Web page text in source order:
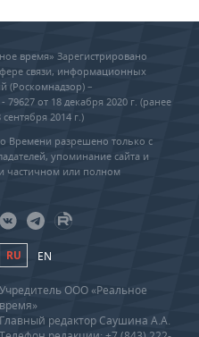
время» Зарегистрировано
связи, информационных
(Роскомнадзор) –
от 18 декабря 2020 г. (ранее
2014 г.)
Времени разрешено только с
упоминание сайта и
частичном или полном
RU EN
Учредитель ООО «Реальное
время»
Главный редактор Саушина А.А.